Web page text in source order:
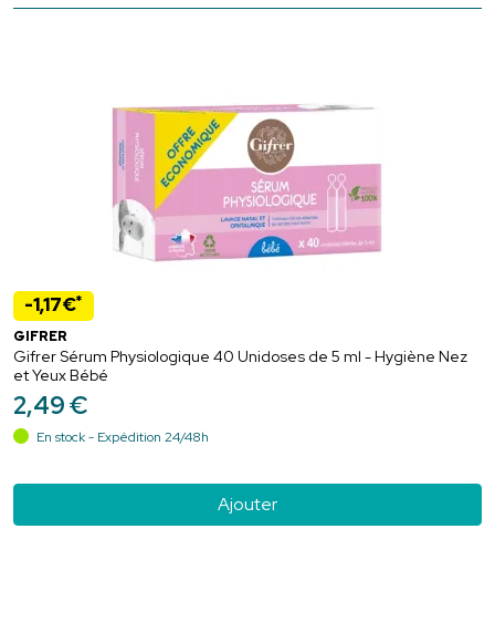
-1,17€*
GIFRER
Gifrer Sérum Physiologique 40 Unidoses de 5 ml - Hygiène Nez
et Yeux Bébé
2,49€
En stock - Expédition 24/48h
Ajouter